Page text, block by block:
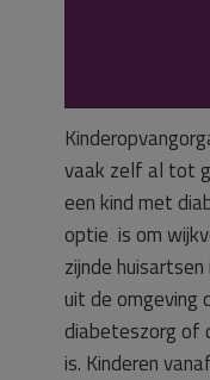
vaak zelf al tot
een kind met
optie is om
zijnde
uit de omgeving
diabeteszorg of
is. Kinderen